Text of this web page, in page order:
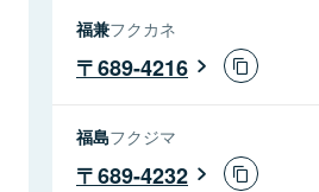
福兼フクカネ
689-4216
福島フクジマ
689-4232